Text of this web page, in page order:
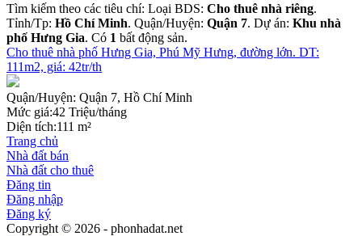
Tìm kiếm theo các tiêu chí: Loại BDS: Cho thuê nhà riêng.
Tỉnh/Tp: Hồ Chí Minh. Quận/Huyện: Quận 7. Dự án: Khu nhà
phố Hưng Gia. Có 1 bất động sản.
Cho thuê nhà phố Hưng Gia, Phú Mỹ Hưng, đường lớn. DT:
111m2, giá: 42tr/th
Quận/Huyện: Quận 7, Hồ Chí Minh
Mức giá:42 Triệu/tháng
Diện tích:111 m²
Trang chủ
Nhà đất bán
Nhà đất cho thuê
Đăng tin
Đăng nhập
Đăng ký
Copyright © 2026 - phonhadat.net